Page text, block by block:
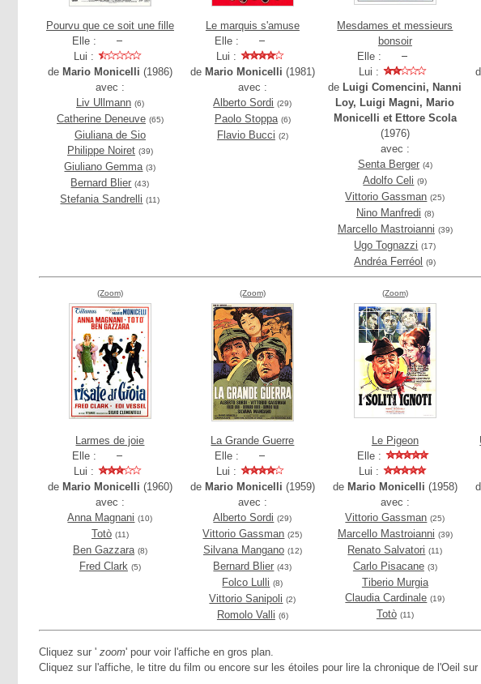
Pourvu que ce soit une fille
Elle :
Lui :
de Mario Monicelli (1986)
avec :
Liv Ullmann (6)
Catherine Deneuve (65)
Giuliana de Sio
Philippe Noiret (39)
Giuliano Gemma (3)
Bernard Blier (43)
Stefania Sandrelli (11)
Le marquis s'amuse
Elle :
Lui :
de Mario Monicelli (1981)
avec :
Alberto Sordi (29)
Paolo Stoppa (6)
Flavio Bucci (2)
Mesdames et messieurs
bonsoir
Elle :
Lui :
de Luigi Comencini, Nanni
Loy, Luigi Magni, Mario
Monicelli et Ettore Scola
(1976)
avec :
Senta Berger (4)
Adolfo Celi (9)
Vittorio Gassman (25)
Nino Manfredi (8)
Marcello Mastroianni (39)
Ugo Tognazzi (17)
Andréa Ferréol (9)
(Zoom)
Larmes de joie
Elle :
Lui :
de Mario Monicelli (1960)
avec :
Anna Magnani (10)
Totò (11)
Ben Gazzara (8)
Fred Clark (5)
(Zoom)
La Grande Guerre
Elle :
Lui :
de Mario Monicelli (1959)
avec :
Alberto Sordi (29)
Vittorio Gassman (25)
Silvana Mangano (12)
Bernard Blier (43)
Folco Lulli (8)
Vittorio Sanipoli (2)
Romolo Valli (6)
(Zoom)
Le Pigeon
Elle :
Lui :
de Mario Monicelli (1958)
avec :
Vittorio Gassman (25)
Marcello Mastroianni (39)
Renato Salvatori (11)
Carlo Pisacane (3)
Tiberio Murgia
Claudia Cardinale (19)
Totò (11)
Cliquez sur ' zoom' pour voir l'affiche en gros plan.
Cliquez sur l'affiche, le titre du film ou encore sur les étoiles pour lire la chronique de l'Oeil